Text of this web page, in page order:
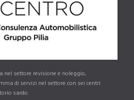
nel settore revisione e noleggio,
di servizi nel settore con sei centri
sardo.